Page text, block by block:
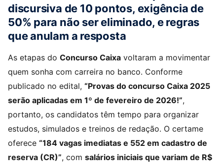
discursiva de 10 pontos, exigência de
50% para não ser eliminado, e regras
que anulam a resposta
As etapas do Concurso Caixa voltaram a movimentar
quem sonha com carreira no banco. Conforme
publicado no edital, “Provas do concurso Caixa 2025
serão aplicadas em 1º de fevereiro de 2026!”,
portanto, os candidatos têm tempo para organizar
estudos, simulados e treinos de redação. O certame
oferece “184 vagas imediatas e 552 em cadastro de
reserva (CR)”, com salários iniciais que variam de R$